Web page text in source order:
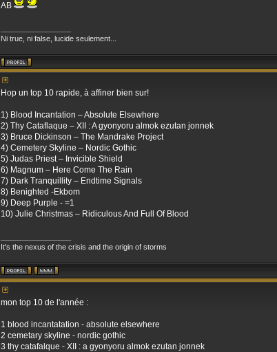
AB
Ni true, ni false, lucide seulement...
Hop un top 10 rapide, à affiner bien sur!
1) Blood Incantation – Absolute Elsewhere
2) Thy Cataflaque – XII : A gyonyoru almok ezutan jonnek
3) Bruce Dickinson – The Mandrake Project
4) Cemetery Skyline – Nordic Gothic
5) Judas Priest – Invicible Shield
6) Magnum – Here Come The Rain
7) Dark Tranquillity – Endtime Signals
8) Benighted -Ekbom
9) Deep Purple - =1
10) Julie Christmas – Ridiculous And Full Of Blood
It's the nexus of the crisis and the origin of storms
mon top 10 de l'année :
1 blood incantatation - absolute elsewhere
2 cemetary skyline - nordic gothic
3 thy catafalque - XII : a gyonyoru almok ezutan jonnek